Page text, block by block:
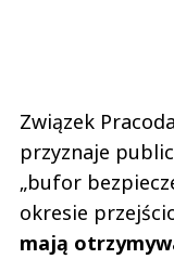
Związek
przyznaje
„bufor
okresie
mają